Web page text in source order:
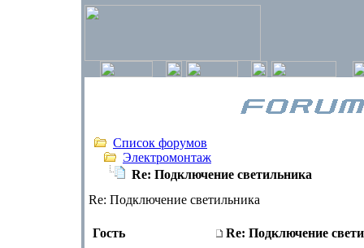
Список форумов
Электромонтаж
Re: Подключение светильника
Re: Подключение светильника
Гость Re: Подключение